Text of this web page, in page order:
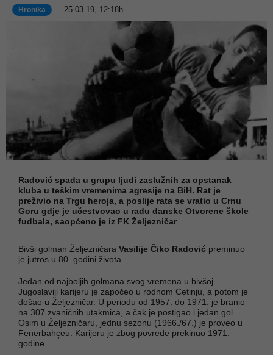
Hronika 25.03.19, 12:18h
Radović spada u grupu ljudi zaslužnih za opstanak
kluba u teškim vremenima agresije na BiH. Rat je
preživio na Trgu heroja, a poslije rata se vratio u Crnu
Goru gdje je učestvovao u radu danske Otvorene škole
fudbala, saopćeno je iz FK Željezničar
Bivši golman Željezničara Vasilije Čiko Radović preminuo
je jutros u 80. godini života.
Jedan od najboljih golmana svog vremena u bivšoj
Jugoslaviji karijeru je započeo u rodnom Cetinju, a potom je
došao u Željezničar. U periodu od 1957. do 1971. je branio
na 307 zvaničnih utakmica, a čak je postigao i jedan gol.
Osim u Željezničaru, jednu sezonu (1966./67.) je proveo u
Fenerbahçeu. Karijeru je zbog povrede prekinuo 1971.
godine.